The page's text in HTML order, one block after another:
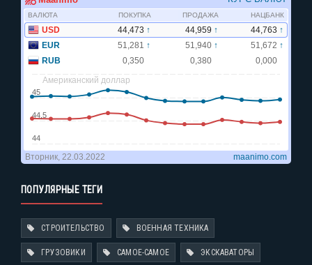
ПОПУЛЯРНЫЕ ТЕГИ
СТРОИТЕЛЬСТВО ВОЕННАЯ ТЕХНИКА
ГРУЗОВИКИ САМОЕ-САМОЕ ЭКСКАВАТОРЫ